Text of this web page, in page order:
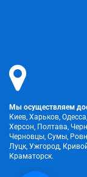
Мы осуществляем
Киев, Харьков,
Херсон, Полтава,
Черновцы, Сумы,
Луцк, Ужгород,
Краматорск.